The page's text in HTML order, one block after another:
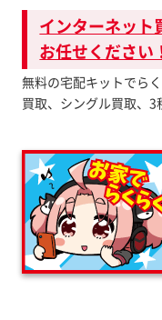
インターネット
お任せください
無料の宅配キットでら
買取、シングル買取、3